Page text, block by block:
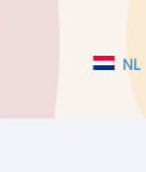
NL